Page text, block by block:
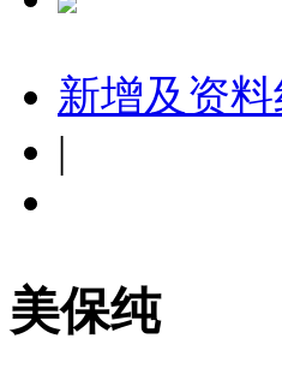
新增及资
|
美保纯